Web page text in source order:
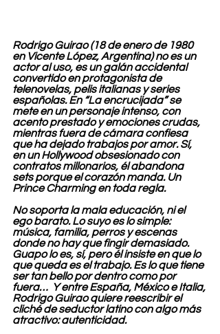
Rodrigo Guirao (18 de enero de 1980
en Vicente López, Argentina) no es un
actor al uso, es un galán accidental
convertido en protagonista de
telenovelas, pelis italianas y series
españolas. En “La encrucijada” se
mete en un personaje intenso, con
acento prestado y emociones crudas,
mientras fuera de cámara confiesa
que ha dejado trabajos por amor. Sí,
en un Hollywood obsesionado con
contratos millonarios, él abandona
sets porque el corazón manda. Un
Prince Charming en toda regla.
No soporta la mala educación, ni el
ego barato. Lo suyo es lo simple:
música, familia, perros y escenas
donde no hay que fingir demasiado.
Guapo lo es, sí, pero él insiste en que lo
que queda es el trabajo. Es lo que tiene
ser tan bello por dentro como por
fuera…  Y entre España, México e Italia,
Rodrigo Guirao quiere reescribir el
cliché de seductor latino con algo más
atractivo: autenticidad.